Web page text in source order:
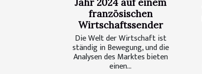
Jahr 2024 auf einem
französischen
Wirtschaftssender
Die Welt der Wirtschaft ist
ständig in Bewegung, und die
Analysen des Marktes bieten
einen...